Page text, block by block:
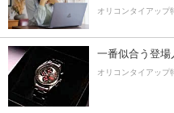
オリコンタイアップ
一番似合う登
オリコンタイアップ